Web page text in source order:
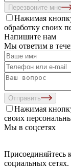
Перезвоните мне
Нажимая
обработку своих
Напишите нам
Мы ответим в
Отправить
Нажимая
своих
Мы в соцсетях
Присоединяйтесь
социальных